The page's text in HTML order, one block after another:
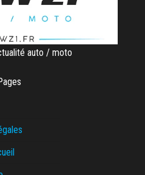
auto / moto